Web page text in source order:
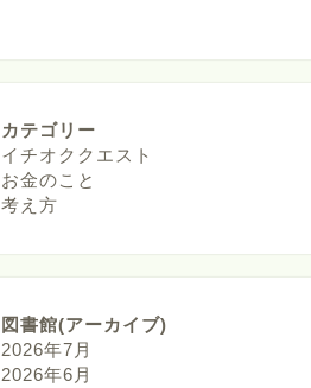
カテゴリー
イチオククエスト
お金のこと
考え方
図書館(アーカイブ)
2026年7月
2026年6月